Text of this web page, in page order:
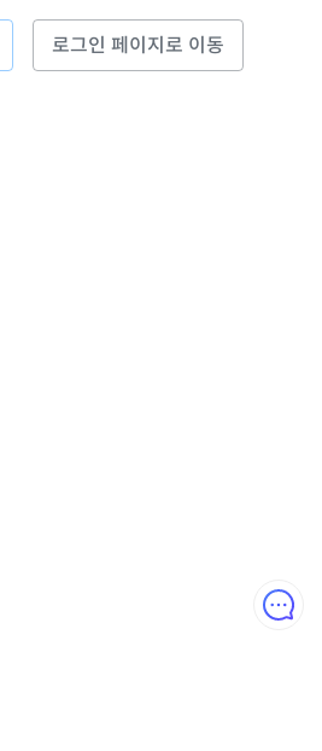
로그인 페이지로 이동